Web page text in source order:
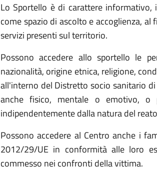
Lo Sportello è di carattere
come spazio di ascolto e accoglienza,
servizi presenti sul territorio.
Possono accedere allo sportello le
nazionalità, origine etnica, religione,
all'interno del Distretto socio sanitario
anche fisico, mentale o emotivo, o
indipendentemente dalla natura del
Possono accedere al Centro anche i
2012/29/UE in conformità alle loro
commesso nei confronti della vittima.